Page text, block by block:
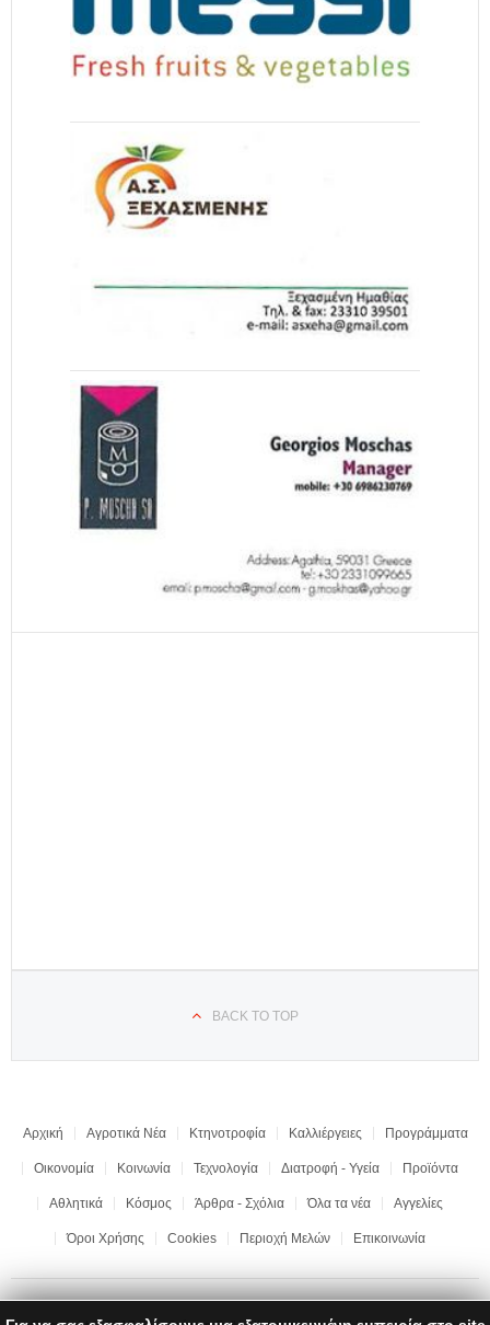
BACK TO TOP
Αρχική Αγροτικά Νέα Κτηνοτροφία Καλλιέργειες Προγράμματα
Οικονομία Κοινωνία Τεχνολογία Διατροφή - Υγεία Προϊόντα
Αθλητικά Κόσμος Άρθρα - Σχόλια Όλα τα νέα Αγγελίες
Όροι Χρήσης Cookies Περιοχή Μελών Επικοινωνία